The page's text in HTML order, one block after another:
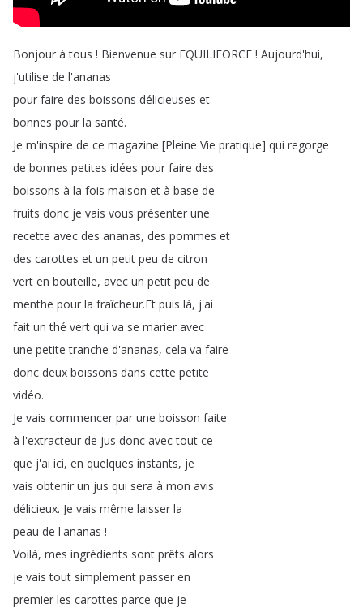
Bonjour à tous ! Bienvenue sur EQUILIFORCE ! Aujourd'hui,
j'utilise de l'ananas
pour faire des boissons délicieuses et
bonnes pour la santé.
Je m'inspire de ce magazine [Pleine Vie pratique] qui regorge
de bonnes petites idées pour faire des
boissons à la fois maison et à base de
fruits donc je vais vous présenter une
recette avec des ananas, des pommes et
des carottes et un petit peu de citron
vert en bouteille, avec un petit peu de
menthe pour la fraîcheur.Et puis là, j'ai
fait un thé vert qui va se marier avec
une petite tranche d'ananas, cela va faire
donc deux boissons dans cette petite
vidéo.
Je vais commencer par une boisson faite
à l'extracteur de jus donc avec tout ce
que j'ai ici, en quelques instants, je
vais obtenir un jus qui sera à mon avis
délicieux. Je vais même laisser la
peau de l'ananas !
Voilà, mes ingrédients sont prêts alors
je vais tout simplement passer en
premier les carottes parce que je